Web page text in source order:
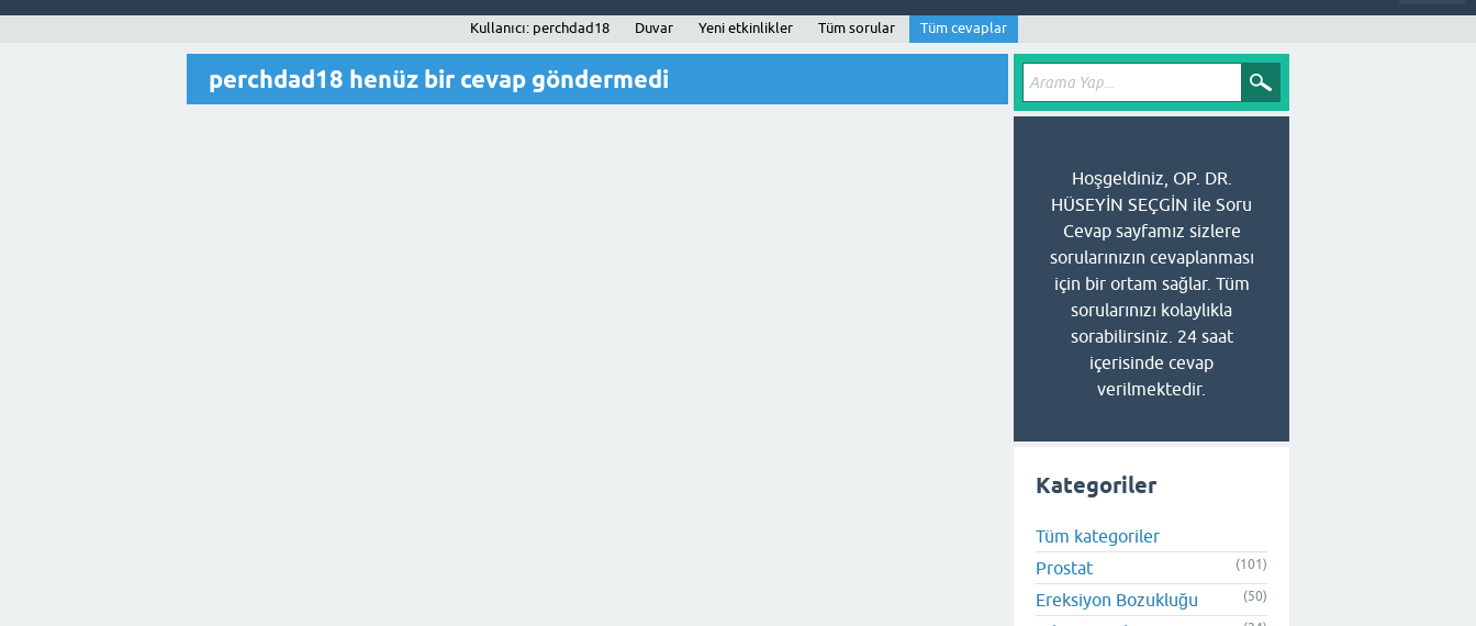
Kullanıcı: perchdad18 Duvar Yeni etkinlikler Tüm sorular Tüm cevaplar
perchdad18 henüz bir cevap göndermedi
Hoşgeldiniz, OP. DR.
HÜSEYİN SEÇGİN ile Soru
Cevap sayfamız sizlere
sorularınızın cevaplanması
için bir ortam sağlar. Tüm
sorularınızı kolaylıkla
sorabilirsiniz. 24 saat
içerisinde cevap
verilmektedir.
Kategoriler
Tüm kategoriler
Prostat
(101)
Ereksiyon Bozukluğu (50)